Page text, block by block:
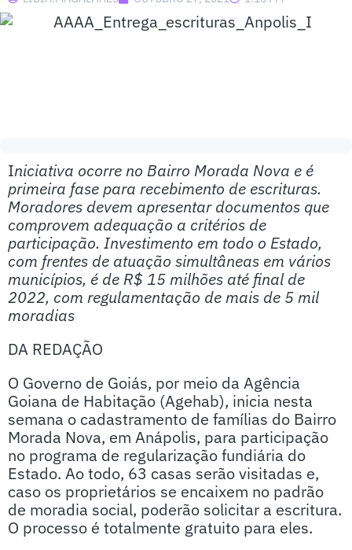
Iniciativa ocorre no Bairro Morada Nova e é
primeira fase para recebimento de escrituras.
Moradores devem apresentar documentos que
comprovem adequação a critérios de
participação. Investimento em todo o Estado,
com frentes de atuação simultâneas em vários
municípios, é de R$ 15 milhões até final de
2022, com regulamentação de mais de 5 mil
moradias
DA REDAÇÃO
O Governo de Goiás, por meio da Agência
Goiana de Habitação (Agehab), inicia nesta
semana o cadastramento de famílias do Bairro
Morada Nova, em Anápolis, para participação
no programa de regularização fundiária do
Estado. Ao todo, 63 casas serão visitadas e,
caso os proprietários se encaixem no padrão
de moradia social, poderão solicitar a escritura.
O processo é totalmente gratuito para eles.